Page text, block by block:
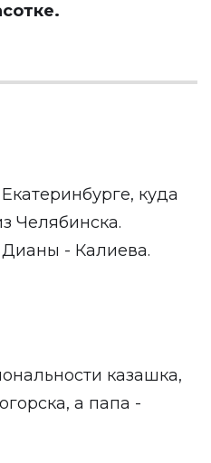
куда
Челябинска.
- Калиева.
казашка,
а папа -